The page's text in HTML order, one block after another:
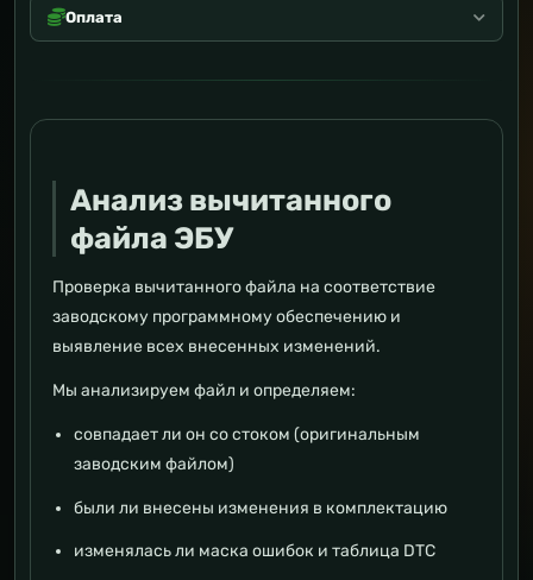
Оплата
Анализ вычитанного
файла ЭБУ
Проверка вычитанного файла на соответствие
заводскому программному обеспечению и
выявление всех внесенных изменений.
Мы анализируем файл и определяем:
совпадает ли он со стоком (оригинальным
заводским файлом)
были ли внесены изменения в комплектацию
изменялась ли маска ошибок и таблица DTC